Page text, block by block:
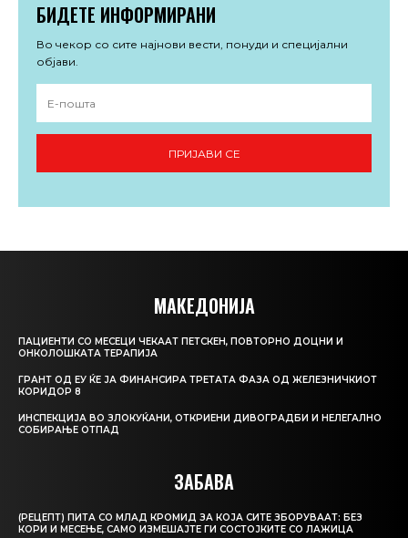
БИДЕТЕ ИНФОРМИРАНИ
Во чекор со сите најнови вести, понуди и специјални
објави.
ПРИЈАВИ СЕ
МАКЕДОНИЈА
ПАЦИЕНТИ СО МЕСЕЦИ ЧЕКААТ ПЕТСКЕН, ПОВТОРНО ДОЦНИ И
ОНКОЛОШКАТА ТЕРАПИЈА
ГРАНТ ОД ЕУ ЌЕ ЈА ФИНАНСИРА ТРЕТАТА ФАЗА ОД ЖЕЛЕЗНИЧКИОТ
КОРИДОР 8
ИНСПЕКЦИЈА ВО ЗЛОКУЌАНИ, ОТКРИЕНИ ДИВОГРАДБИ И НЕЛЕГАЛНО
СОБИРАЊЕ ОТПАД
ЗАБАВА
(РЕЦЕПТ) ПИТА СО МЛАД КРОМИД ЗА КОЈА СИТЕ ЗБОРУВААТ: БЕЗ
КОРИ И МЕСЕЊЕ, САМО ИЗМЕШАЈТЕ ГИ СОСТОЈКИТЕ СО ЛАЖИЦА